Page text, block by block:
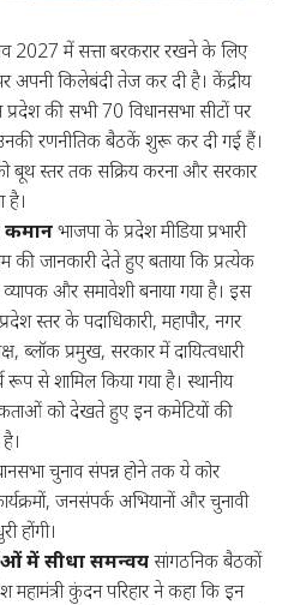
2027 में सत्ता बरकरार रखने के लिए
अपनी किलेबंदी तेज कर दी है। केंद्रीय
की सभी 70 विधानसभा सीटों पर
रणनीतिक बैठकें शुरू कर दी गई हैं।
बूथ स्तर तक सक्रिय करना और सरकार
है।
कमानभाजपा के प्रदेश मीडिया प्रभारी
जानकारी देते हुए बताया कि प्रत्येक
और समावेशी बनाया गया है। इस
स्तर के पदाधिकारी, महापौर, नगर
ब्लॉक प्रमुख, सरकार में दायित्वधारी
से शामिल किया गया है। स्थानीय
को देखते हुए इन कमेटियों की
चुनाव संपन्न होने तक ये कोर
जनसंपर्क अभियानों और चुनावी
होंगी।
में सीधा समन्वयसांगठनिक बैठकों
महामंत्री कुंदन परिहार ने कहा कि इन